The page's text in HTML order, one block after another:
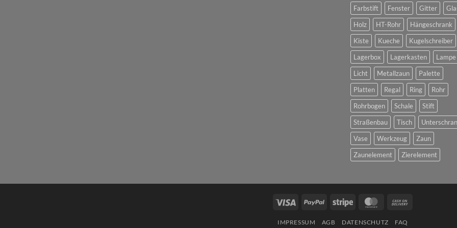
Farbstift Fenster Gitter
Holz
HT-Rohr
Hängeschrank
Kiste
Kueche
Kugelschreiber
Lagerbox
Lagerkasten
Lampe
Licht
Metallzaun
Palette
Platten
Regal Ring
Rohr
Rohrbogen
Schale
Stift
Straßenbau
Tisch
Vase
Werkzeug
Zaun
Zaunelement
Zierelement
Visa PayPal Stripe MasterCard
IMPRESSUM AGB DATENSCHUTZ FAQ